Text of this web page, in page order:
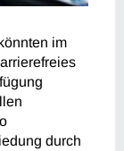
im
durch